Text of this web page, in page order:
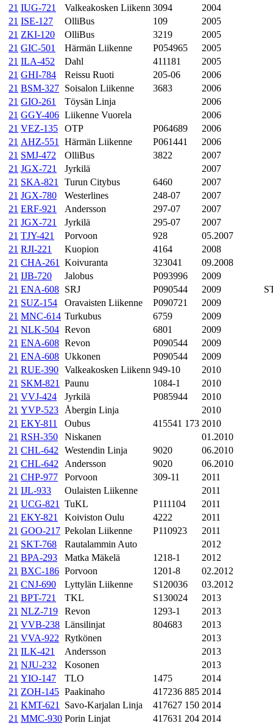
21 IUG-721 Valkeakosken Liikenn 3094
2004
21 ISE-127 OlliBus 109
2005
21 ZKI-120 OlliBus 3219
2005
21 GIC-501 Härmän Liikenne P054965
2005
21 ILA-452 Dahl 411181
2005
21 GHI-784 Reissu Ruoti 205-06
2006
21 BSM-327 Soisalon Liikenne 3683
2006
21 GIO-261 Töysän Linja
2006
21 GGY-406 Liikenne Vuorela
2006
21 VEZ-135 OTP P064689
2006
21 AHZ-551 Härmän Liikenne P061441
2006
21 SMJ-472 OlliBus 3822
2007
21 JGX-721 Jyrkilä
2007
21 SKA-821 Turun Citybus 6460
2007
21 JGX-780 Westerlines 248-07
2007
21 ERF-921 Andersson 297-07
2007
21 JGX-721 Jyrkilä 295-07
2007
21 TJY-421 Porvoon 928
05.2007
21 RJI-221 Kuopion 4164
2008
21 CHA-261 Koivuranta 323041
09.2008
21 IJB-720 Jalobus P093996
2009
21 ENA-608 SRJ P090544 2009
21 SUZ-154 Oravaisten Liikenne P090721
2009
21 MNC-614 Turkubus 6759
2009
21 NLK-504 Revon 6801
2009
21 ENA-608 Revon P090544
2009
21 ENA-608 Ukkonen P090544
2009
21 RUE-390 Valkeakosken Liikenn 949-10
2010
21 SKM-821 Paunu 1084-1
2010
21 VVJ-424 Jyrkilä P085944
2010
21 YVP-523 Åbergin Linja
2010
21 EKY-811 Oubus 415541 173 2010
21 RSH-350 Niskanen
01.2010
21 CHL-642 Westendin Linja 9020
06.2010
21 CHL-642 Andersson 9020
06.2010
21 CHP-977 Porvoon 309-11
2011
21 IJL-933 Oulaisten Liikenne
2011
21 UCG-821 TuKL P111104
2011
21 EKY-821 Koiviston Oulu 4222
2011
21 GOO-217 Pekolan Liikenne P110923
2011
21 SKT-768 Rautalammin Auto
2012
21 BPA-293 Matka Mäkelä 1218-1
2012
21 BXC-186 Porvoon 1201-8
02.2012
21 CNJ-690 Lyttylän Liikenne S120036
03.2012
21 BPT-721 TKL S130024
2013
21 NLZ-719 Revon 1293-1
2013
21 VVB-238 Länsilinjat 804683
2013
21 VVA-922 Rytkönen
2013
21 ILK-421 Andersson
2013
21 NJU-232 Kosonen
2013
21 YIO-147 TLO 1475
2014
21 ZOH-145 Paakinaho 417236 885 2014
21 KMT-621 Savo-Karjalan Linja 417627 150 2014
21 MMC-930 Porin Linjat 417631 204 2014